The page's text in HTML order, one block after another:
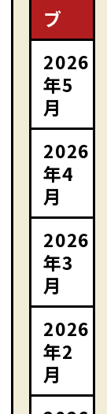
ブ
2026
年5
月
2026
年4
月
2026
年3
月
2026
年2
月